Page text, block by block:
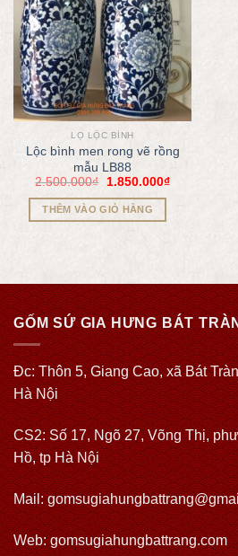
LỌ LỘC BÌNH
Lộc bình men rong vẽ rồng
mẫu LB88
2.500.000₫ 1.850.000₫
THÊM VÀO GIỎ HÀNG
GỐM SỨ GIA HƯNG BÁT
Đc: Thôn 5, Giang Cao, xã Bát
Hà Nội
CS2: Số 17, Ngõ 27, Võng Thị,
Hồ, tp Hà Nội
Mail:
Web:gomsugiahungbattrang.com